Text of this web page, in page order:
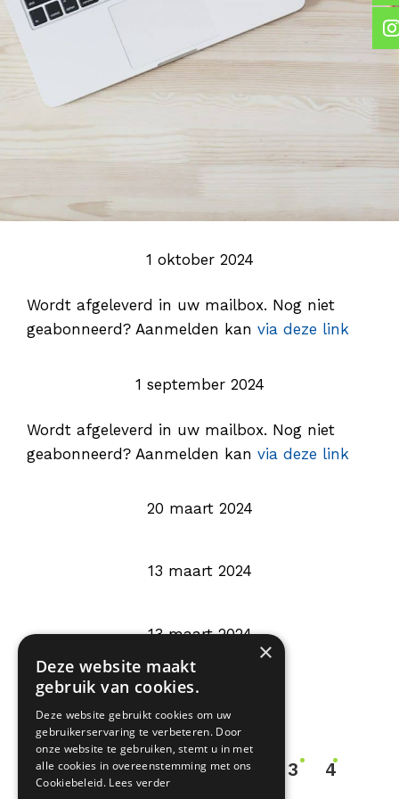
1 oktober 2024
Wordt afgeleverd in uw mailbox. Nog niet
geabonneerd? Aanmelden kan via deze link
1 september 2024
Wordt afgeleverd in uw mailbox. Nog niet
geabonneerd? Aanmelden kan via deze link
20 maart 2024
13 maart 2024
13 maart 2024
11 februari 2024
«Ga
Vorige pagina Pagina
1
InterimPagina
3 Pagina
4
×
Deze website maakt
gebruik van cookies.
Deze website gebruikt cookies om uw
gebruikerservaring te verbeteren. Door
onze website te gebruiken, stemt u in met
alle cookies in overeenstemming met ons
Cookiebeleid. Lees verder